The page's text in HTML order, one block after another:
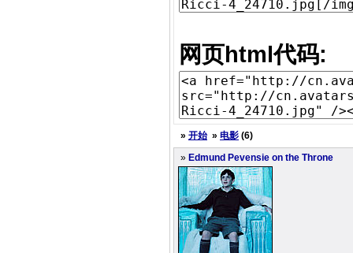
网页html代码:
» 开始 » 电影 (6)
» Edmund Pevensie on the Throne